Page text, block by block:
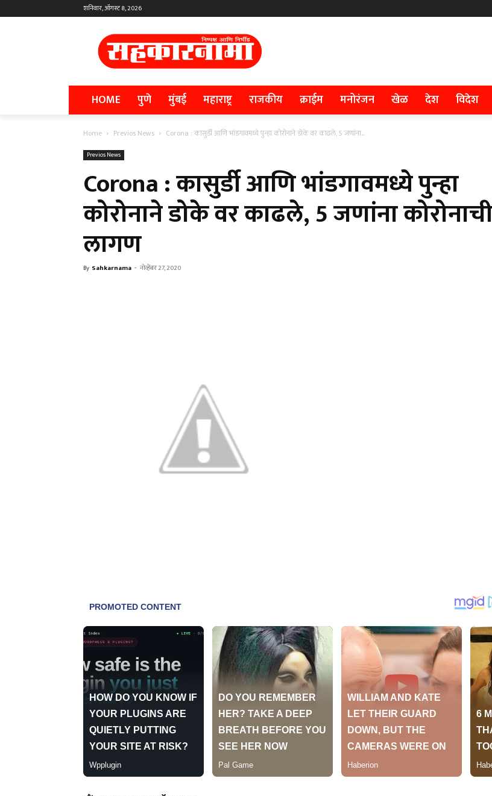
शनिवार, ऑगस्ट 8, 2026
HOME पुणे मुंबई महाराष्ट्र राजकीय क्राईम मनोरंजन खेळ देश विदेश
Home Previos News Corona : कासुर्डी आणि भांडगावमध्ये पुन्हा कोरोनाने डोके वर काढले, 5 जणांना...
Previos News
Corona : कासुर्डी आणि भांडगावमध्ये पुन्हा
कोरोनाने डोके वर काढले, 5 जणांना कोरोनाची
लागण
By Sahkarnama - नोव्हेंबर 27, 2020